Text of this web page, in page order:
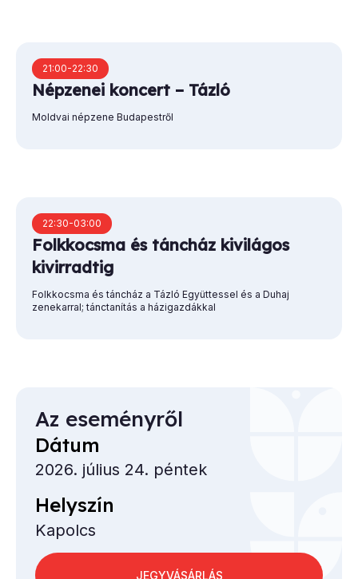
21:00-22:30
Népzenei koncert – Tázló
Moldvai népzene Budapestről
22:30-03:00
Folkkocsma és táncház kivilágos
kivirradtig
Folkkocsma és táncház a Tázló Együttessel és a Duhaj
zenekarral; tánctanítás a házigazdákkal
Az eseményről
Dátum
2026. július 24. péntek
Helyszín
Kapolcs
JEGYVÁSÁRLÁS